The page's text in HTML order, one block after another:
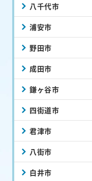
八千代市
浦安市
野田市
成田市
鎌ヶ谷市
四街道市
君津市
八街市
白井市